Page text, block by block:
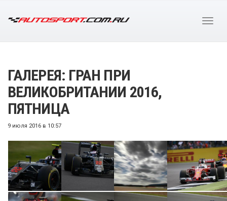
ГАЛЕРЕЯ: ГРАН ПРИ
ВЕЛИКОБРИТАНИИ 2016,
ПЯТНИЦА
9 июля 2016 в 10:57